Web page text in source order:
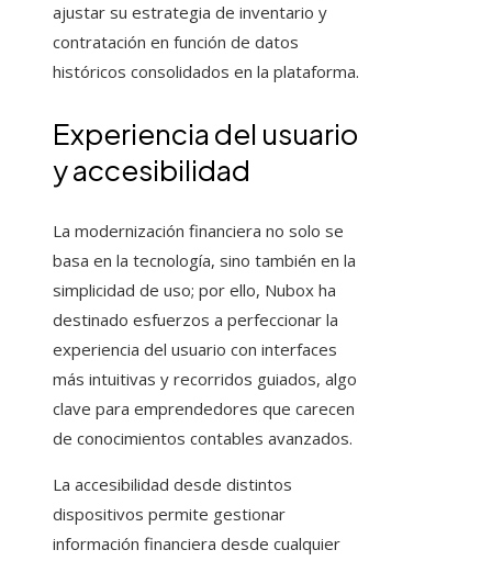
ajustar su estrategia de inventario y
contratación en función de datos
históricos consolidados en la plataforma.
Experiencia del usuario
y accesibilidad
La modernización financiera no solo se
basa en la tecnología, sino también en la
simplicidad de uso; por ello, Nubox ha
destinado esfuerzos a perfeccionar la
experiencia del usuario con interfaces
más intuitivas y recorridos guiados, algo
clave para emprendedores que carecen
de conocimientos contables avanzados.
La accesibilidad desde distintos
dispositivos permite gestionar
información financiera desde cualquier